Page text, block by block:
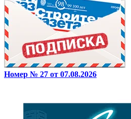
Номер № 27 от 07.08.2026